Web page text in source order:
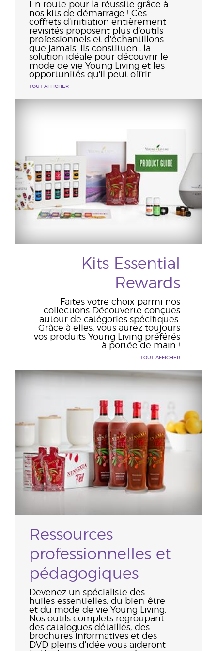
En route pour la réussite grâce à
nos kits de démarrage ! Ces
coffrets d'initiation entièrement
revisités proposent plus d'outils
professionnels et d'échantillons
que jamais. Ils constituent la
solution idéale pour découvrir le
mode de vie Young Living et les
opportunités qu'il peut offrir.
TOUT AFFICHER
Kits Essential
Rewards
Faites votre choix parmi nos
collections Découverte conçues
autour de catégories spécifiques.
Grâce à elles, vous aurez toujours
vos produits Young Living préférés
à portée de main !
TOUT AFFICHER
Ressources
professionnelles et
pédagogiques
Devenez un spécialiste des
huiles essentielles, du bien-être
et du mode de vie Young Living.
Nos outils complets regroupant
des catalogues détaillés, des
brochures informatives et des
DVD pleins d'idée vous aideront